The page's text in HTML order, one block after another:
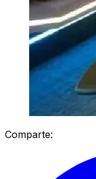
Comparte: